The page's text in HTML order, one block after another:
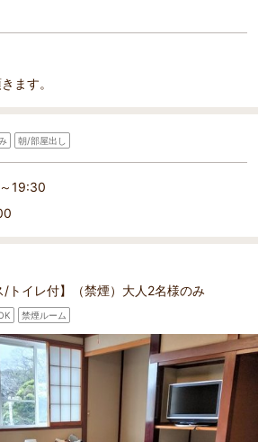
ます。
朝/部屋出し
19:30
イレ付】（禁煙）大人2名様のみ
禁煙ルーム